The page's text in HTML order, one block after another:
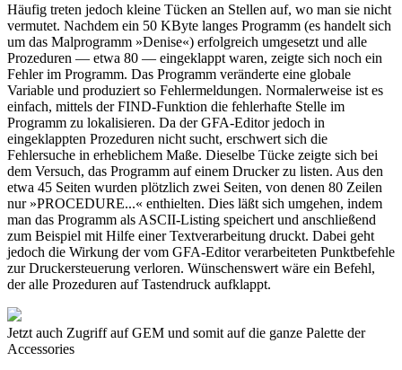
Häufig treten jedoch kleine Tücken an Stellen auf, wo man sie nicht
vermutet. Nachdem ein 50 KByte langes Programm (es handelt sich
um das Malprogramm »Denise«) erfolgreich umgesetzt und alle
Prozeduren — etwa 80 — eingeklappt waren, zeigte sich noch ein
Fehler im Programm. Das Programm veränderte eine globale
Variable und produziert so Fehlermeldungen. Normalerweise ist es
einfach, mittels der FIND-Funktion die fehlerhafte Stelle im
Programm zu lokalisieren. Da der GFA-Editor jedoch in
eingeklappten Prozeduren nicht sucht, erschwert sich die
Fehlersuche in erheblichem Maße. Dieselbe Tücke zeigte sich bei
dem Versuch, das Programm auf einem Drucker zu listen. Aus den
etwa 45 Seiten wurden plötzlich zwei Seiten, von denen 80 Zeilen
nur »PROCEDURE...« enthielten. Dies läßt sich umgehen, indem
man das Programm als ASCII-Listing speichert und anschließend
zum Beispiel mit Hilfe einer Textverarbeitung druckt. Dabei geht
jedoch die Wirkung der vom GFA-Editor verarbeiteten Punktbefehle
zur Druckersteuerung verloren. Wünschenswert wäre ein Befehl,
der alle Prozeduren auf Tastendruck aufklappt.
Jetzt auch Zugriff auf GEM und somit auf die ganze Palette der
Accessories